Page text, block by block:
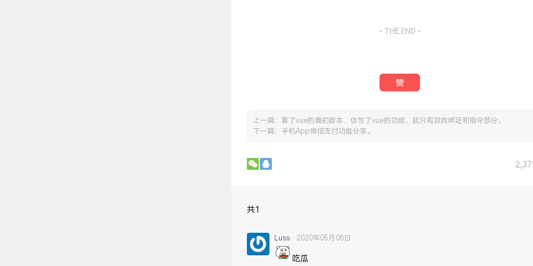
- THE END -
赞
上一篇： 看了vue的最初版本，仿写了vue的功能，就只有双向绑定和指令部分。
下一篇： 手机App微信支付功能分享。
共1
Luss 2020年05月08日
吃瓜